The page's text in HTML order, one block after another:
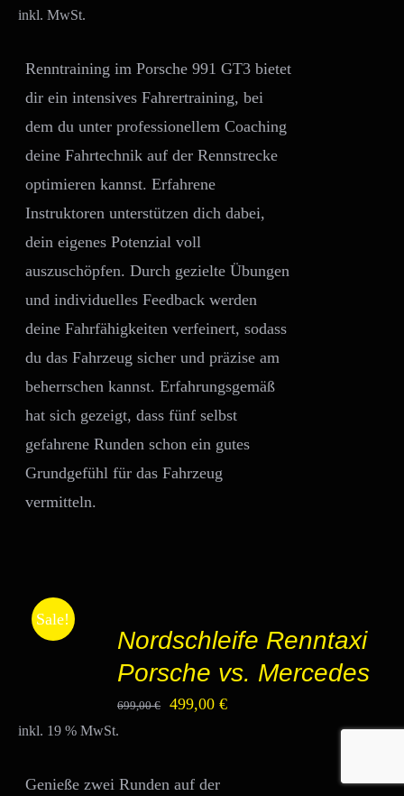
VARIANTEN
OPTIONEN
AUF
DER
GEWÄHLT
WERDEN
inkl. MwSt.
Renntraining im Porsche 991 GT3 bietet
dir ein intensives Fahrertraining, bei
dem du unter professionellem Coaching
deine Fahrtechnik auf der Rennstrecke
optimieren kannst. Erfahrene
Instruktoren unterstützen dich dabei,
dein eigenes Potenzial voll
auszuschöpfen. Durch gezielte Übungen
und individuelles Feedback werden
deine Fahrfähigkeiten verfeinert, sodass
du das Fahrzeug sicher und präzise am
beherrschen kannst. Erfahrungsgemäß
hat sich gezeigt, dass fünf selbst
gefahrene Runden schon ein gutes
Grundgefühl für das Fahrzeug
vermitteln.
Sale!
DEN
WARENKORB
Nordschleife Renntaxi
Porsche vs. Mercedes
699,00€
Ursprünglicher
699,00 €
499,00€Aktueller
inkl. 19 % MwSt.
Genieße zwei Runden auf der